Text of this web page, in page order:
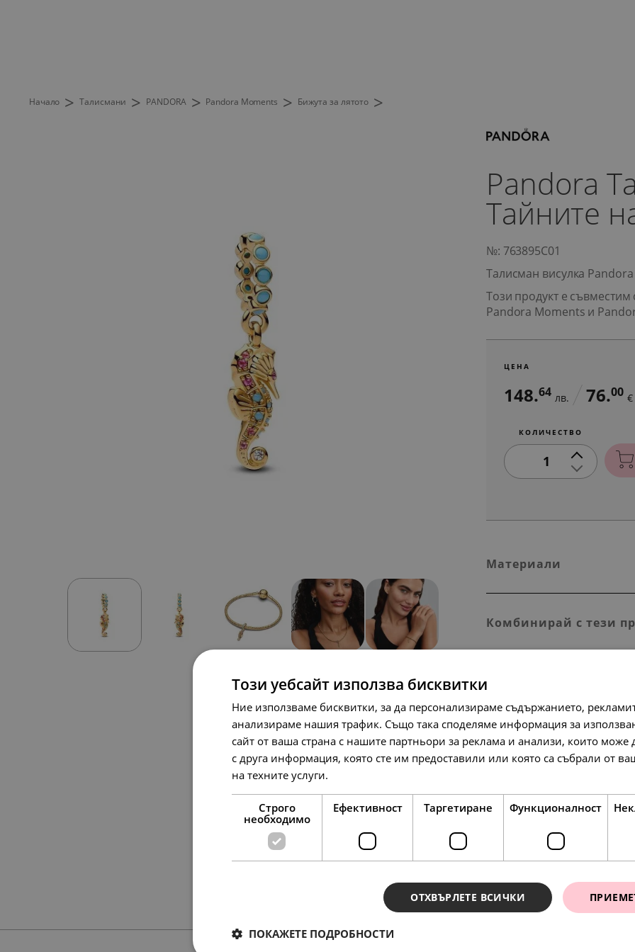
Начало > Талисмани > PANDORA > Pandora Moments > Бижута за лятото >
Pandora
Тайните
№: 763895C01
Талисман висулка
Този продукт е
Pandora Moments и
ЦЕНА
148.64 лв. 76.00 €
КОЛИЧЕСТВО
1
Материали
Комбинирай с тези
43.00 € 25.00 € 51.00 €
НОВО
Този уебсайт използва бисквитки
Ние използваме бисквитки, за да персонализираме съдържанието,
анализираме нашия трафик. Също така споделяме информация за
сайт от ваша страна с нашите партньори за реклама и анализи, които може
с друга информация, която сте им предоставили или която са събрали от
на техните услуги.
Строго
необходимо
Ефективност Таргетиране Функционалност
ОТХВЪРЛЕТЕ ВСИЧКИ
ПОКАЖЕТЕ ПОДРОБНОСТИ